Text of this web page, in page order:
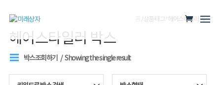
/ 상품 태그 “헤어스타일러 박스”
헤어스타일러 박스
박스조회하기 Showing the single result